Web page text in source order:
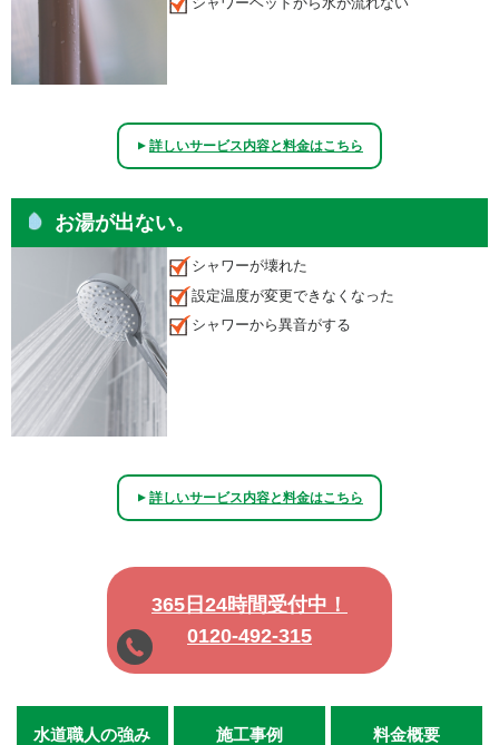
▲詳しいサービス内容と料金はこちら
お湯が出ない。
シャワーが壊れた
設定温度が変更できなくなった
シャワーから異音がする
▲詳しいサービス内容と料金はこちら
365日24時間受付中！
0120-492-315
水道職人の強み 施工事例 料金概要